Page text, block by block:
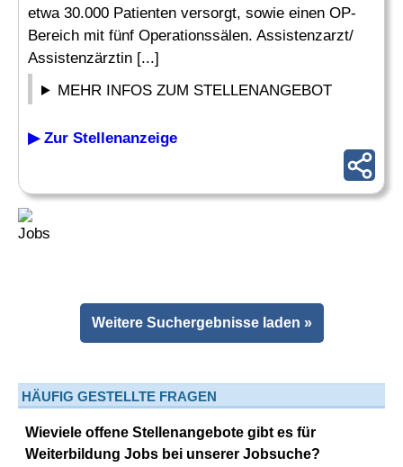
etwa 30.000 Patienten versorgt, sowie einen OP-
Bereich mit fünf Operationssälen. Assistenzarzt/
Assistenzärztin [...]
MEHR INFOS ZUM STELLENANGEBOT
▶ Zur Stellenanzeige
Weitere Suchergebnisse laden »
HÄUFIG GESTELLTE FRAGEN
Wieviele offene Stellenangebote gibt es für
Weiterbildung Jobs bei unserer Jobsuche?